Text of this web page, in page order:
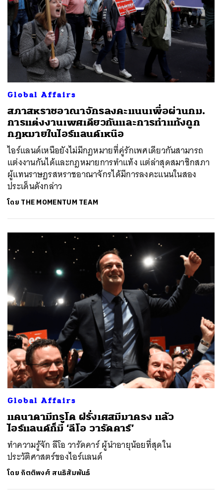
Global Affairs
สภาสหราชอาณาจักรลงคะแนนเพื่อผ่านกม.
การแต่งงานเพศเดียวกันและการทำแท้งถูก
กฎหมายในไอร์แลนด์เหนือ
ไอร์แลนด์เหนือยังไม่มีกฎหมายที่คู่รักเพศเดียวกันสามารถ
แต่งงานกันได้และกฎหมายการทำแท้ง แต่ล่าสุดสมาชิกสภา
ผู้แทนราษฎรสหราชอาณาจักรได้มีการลงคะแนนในสอง
ประเด็นดังกล่าว
โดย THE MOMENTUM TEAM
Global Affairs
แคนาดามีทรูโด ฝรั่งเศสมีมาครง แล้ว
ไอร์แลนด์ก็มี ‘ลีโอ วารัดคาร์’
ทำความรู้จัก ลีโอ วารัดคาร์ ผู้นำอายุน้อยที่สุดใน
ประวัติศาสตร์ของไอร์แลนด์
โดย กิตติพงศ์ สนธิสัมพันธ์